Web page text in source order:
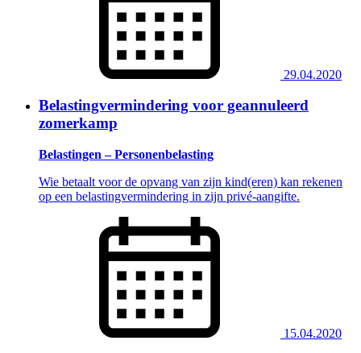
29.04.2020
Belastingvermindering voor geannuleerd
zomerkamp
Belastingen – Personenbelasting
Wie betaalt voor de opvang van zijn kind(eren) kan rekenen
op een belastingvermindering in zijn privé-aangifte.
15.04.2020